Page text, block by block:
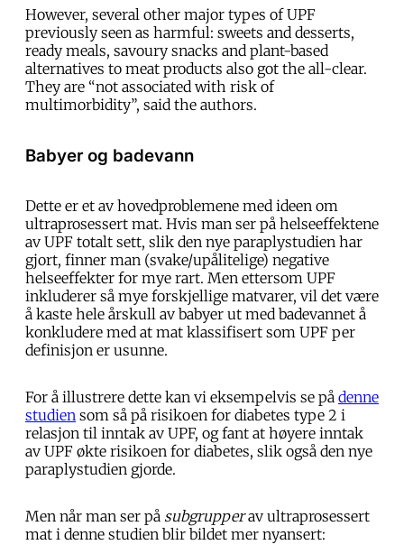
However, several other major types of UPF
previously seen as harmful: sweets and desserts,
ready meals, savoury snacks and plant-based
alternatives to meat products also got the all-clear.
They are “not associated with risk of
multimorbidity”, said the authors.
Babyer og badevann
Dette er et av hovedproblemene med ideen om
ultraprosessert mat. Hvis man ser på helseeffektene
av UPF totalt sett, slik den nye paraplystudien har
gjort, finner man (svake/upålitelige) negative
helseeffekter for mye rart. Men ettersom UPF
inkluderer så mye forskjellige matvarer, vil det være
å kaste hele årskull av babyer ut med badevannet å
konkludere med at mat klassifisert som UPF per
definisjon er usunne.
For å illustrere dette kan vi eksempelvis se på denne
studien som så på risikoen for diabetes type 2 i
relasjon til inntak av UPF, og fant at høyere inntak
av UPF økte risikoen for diabetes, slik også den nye
paraplystudien gjorde.
Men når man ser på subgrupperav ultraprosessert
mat i denne studien blir bildet mer nyansert: